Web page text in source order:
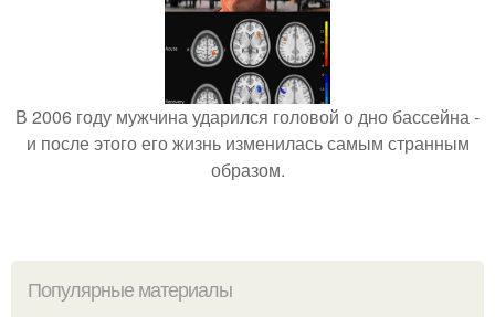
В 2006 году мужчина ударился головой о дно бассейна -
и после этого его жизнь изменилась самым странным
образом.
Популярные материалы